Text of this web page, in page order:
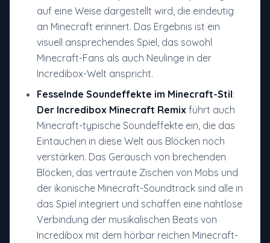
auf eine Weise dargestellt wird, die eindeutig
an Minecraft erinnert. Das Ergebnis ist ein
visuell ansprechendes Spiel, das sowohl
Minecraft-Fans als auch Neulinge in der
Incredibox-Welt anspricht.
Fesselnde Soundeffekte im Minecraft-Stil:
Der Incredibox Minecraft Remix führt auch
Minecraft-typische Soundeffekte ein, die das
Eintauchen in diese Welt aus Blöcken noch
verstärken. Das Geräusch von brechenden
Blöcken, das vertraute Zischen von Mobs und
der ikonische Minecraft-Soundtrack sind alle in
das Spiel integriert und schaffen eine nahtlose
Verbindung der musikalischen Beats von
Incredibox mit dem hörbar reichen Minecraft-